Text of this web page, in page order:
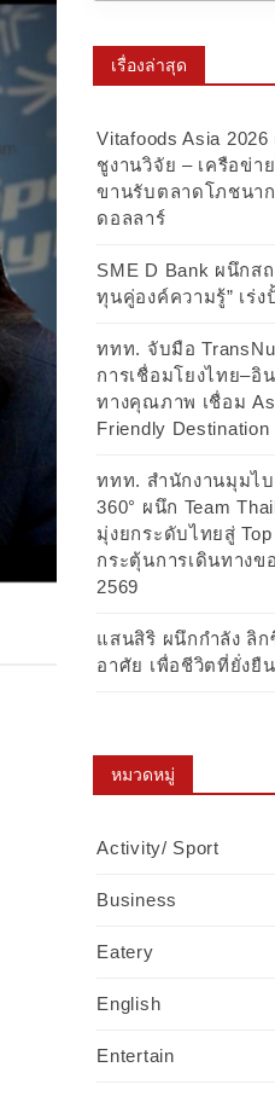
เรื่องล่าสุด
Vitafoods Asia
ชูงานวิจัย – เครือข่า
ขานรับตลาดโภชนา
ดอลลาร์
SME D Bank ผนึกส
ทุนคู่องค์ความรู้” เร่
ททท. จับมือ
การเชื่อมโยงไทย–
ทางคุณภาพ เชื่อม
Friendly Destination
ททท. สำนักงานมุมไ
360° ผนึก Team
มุ่งยกระดับไทยสู่
กระตุ้นการเดินทางข
2569
แสนสิริ ผนึกกำลัง ลิ
อาศัย เพื่อชีวิตที่ยั่งยื
หมวดหมู่
Activity/ Sport
Business
Eatery
English
Entertain